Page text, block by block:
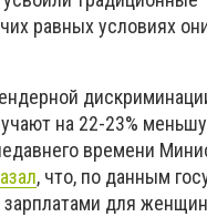
равных условиях
на 22-23%
времени
, что, по данным
зарплатами для